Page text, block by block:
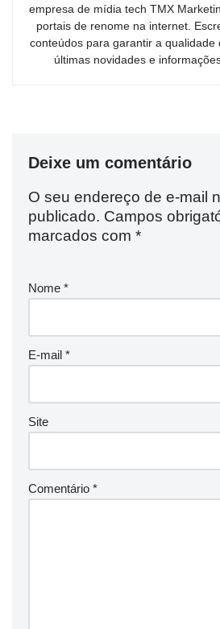
empresa de mídia tech TMX
portais de renome na internet.
conteúdos para garantir a qualidade
últimas novidades e
Deixe um comentário
O seu endereço de e-mail
publicado. Campos
marcados com *
Nome *
E-mail *
Site
Comentário *